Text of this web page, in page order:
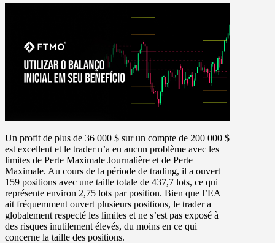
Un profit de plus de 36 000 $ sur un compte de 200 000 $
est excellent et le trader n’a eu aucun problème avec les
limites de Perte Maximale Journalière et de Perte
Maximale. Au cours de la période de trading, il a ouvert
159 positions avec une taille totale de 437,7 lots, ce qui
représente environ 2,75 lots par position. Bien que l’EA
ait fréquemment ouvert plusieurs positions, le trader a
globalement respecté les limites et ne s’est pas exposé à
des risques inutilement élevés, du moins en ce qui
concerne la taille des positions.